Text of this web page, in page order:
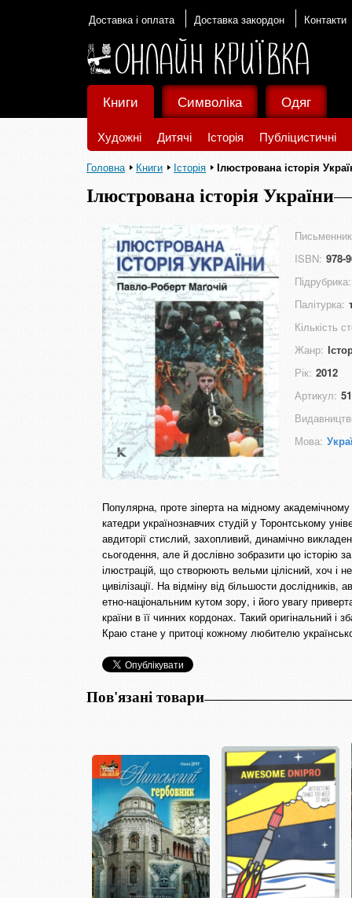
Доставка і оплата Доставка закордон Контакти
Книги
Художні Дитячі Історія Публіцистичні
Символіка Одяг
Головна Книги Історія Ілюстрована історія
Ілюстрована історія України
ISBN: 978-
Підрубрика:
Палітурка:
Кількість
Жанр:
Рік: 2012
Артикул:
Мова:
Популярна, проте зіперта на мідному
катедри українознавчих студій у Торонтському
авдиторії стислий, захопливий, динамічно
сьогодення, але й дослівно зобразити цю історію
ілюстрацій, що створюють вельми цілісний, хоч і
цивілізації. На відміну від більшости
етно-національним кутом зору, і його увагу
країни в її чинних кордонах. Такий оригінальний і
Краю стане у притоці кожному любителю
Пов'язані товари